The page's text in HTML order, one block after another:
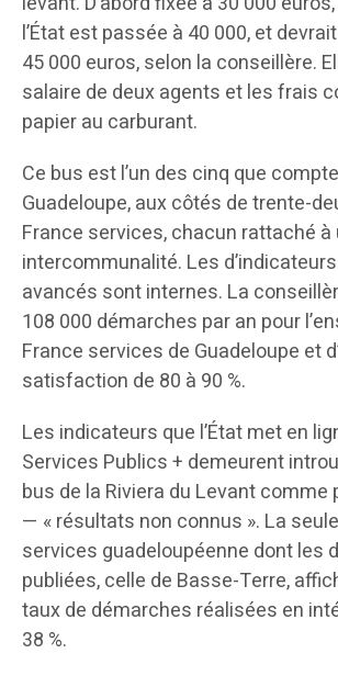
l’État est passée à 40 000, et
45 000 euros, selon la conseillère.
salaire de deux agents et les frais
papier au carburant.
Ce bus est l’un des cinq que
Guadeloupe, aux côtés de trente-
France services, chacun rattaché à
intercommunalité. Les
avancés sont internes. La
108 000 démarches par an pour
France services de Guadeloupe et
satisfaction de 80 à 90 %.
Les indicateurs que l’État met en
Services Publics + demeurent
bus de la Riviera du Levant comme
— « résultats non connus ». La
services guadeloupéenne dont les
publiées, celle de Basse-Terre,
taux de démarches réalisées en
38 %.